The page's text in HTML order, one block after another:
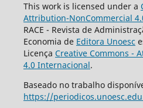
This work is licensed under a
Attribution-NonCommercial
RACE - Revista de
Economia de Editora Unoesc
Licença Creative Commons -
4.0 Internacional.
Baseado no trabalho
https://